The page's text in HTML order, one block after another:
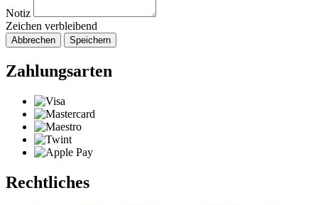
Notiz
Zeichen verbleibend
Abbrechen Speichern
Zahlungsarten
Rechtliches